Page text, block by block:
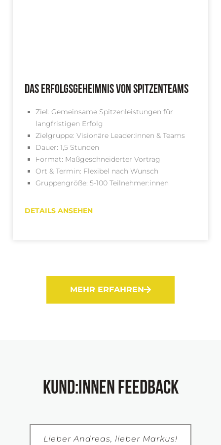
Das Erfolgsgeheimnis von Spitzenteams
Ziel: Gemeinsame Spitzenleistungen für
langfristigen Erfolg
Zielgruppe: Visionäre Leader:innen & Teams
Dauer: 1,5 Stunden
Format: Maßgeschneiderter Vortrag
Ort & Termin: Flexibel nach Wunsch
Gruppengröße: 5-100 Teilnehmer:innen
DETAILS ANSEHEN
MEHR ERFAHREN
Kund:innen Feedback
Lieber Andreas, lieber Markus!